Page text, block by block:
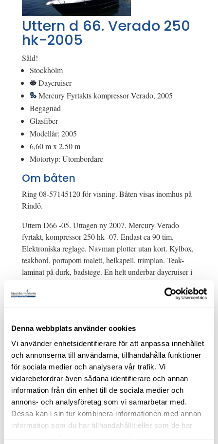
Denna webbplats använder cookies
Vi använder enhetsidentifierare för att anpassa innehållet
och annonserna till användarna, tillhandahålla funktioner
för sociala medier och analysera vår trafik. Vi
vidarebefordrar även sådana identifierare och annan
information från din enhet till de sociala medier och
annons- och analysföretag som vi samarbetar med.
Dessa kan i sin tur kombinera informationen med annan
information som du har tillhandahållit eller som de har
Uttern d 66. Verado 250
hk-2005
Såld!
Stockholm
Daycruiser
Mercury Fyrtakts kompressor Verado, 2005
Begagnad
Glasfiber
Modellår: 2005
6,60 m x 2,50 m
Motortyp: Utombordare
Om båten
Ring 08-57145120 för visning. Båten visas inomhus på
Rindö.
Uttern D66 -05. Uttagen ny 2007. Mercury Verado
fyrtakt, kompressor 250 hk -07. Endast ca 90 tim.
Elektroniska reglage. Navman plotter utan kort. Kylbox,
teakbord, portapotti toalett, helkapell, trimplan. Teak-
laminat på durk, badstege. En helt underbar daycruiser i
närmare 50 knop. Måste upplevas!
Vi hjälper dig att finansiera ditt båtköp i Swedbank.
Med reservation för felskrivning.
Användning
Passagerare 6
Sovplatser2
KylskåpKylbox